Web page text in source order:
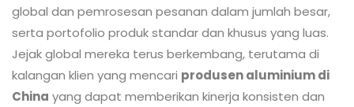
global dan pemrosesan pesanan dalam jumlah besar,
serta portofolio produk standar dan khusus yang luas.
Jejak global mereka terus berkembang, terutama di
kalangan klien yang mencari produsen aluminium di
China yang dapat memberikan kinerja konsisten dan